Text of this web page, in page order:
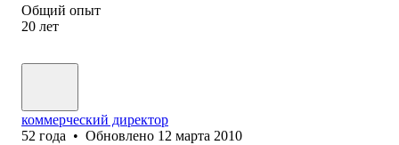
Общий опыт
20 лет
коммерческий директор
52 года • Обновлено 12 марта 2010